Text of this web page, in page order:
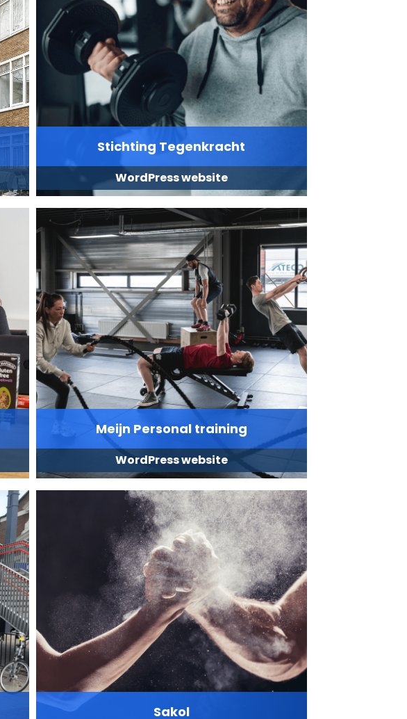
Stichting Tegenkracht
WordPress website
Meijn Personal training
WordPress website
Sakol